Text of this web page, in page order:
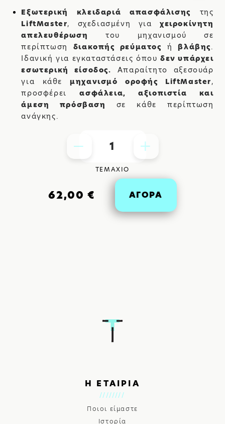
ΒΡΕΙΤΕ ΜΑΣ:
Εξωτερική κλειδαριά απασφάλισης της
LiftMaster, σχεδιασμένη για χειροκίνητη
απελευθέρωση
του μηχανισμού σε
περίπτωση διακοπής ρεύματος ήβλάβης.
Ιδανική για εγκαταστάσεις όπου δεν υπάρχει
εσωτερική είσοδος. Απαραίτητο αξεσουάρ
για κάθεμηχανισμό οροφής LiftMaster,
προσφέρειασφάλεια, αξιοπιστία και
άμεση πρόσβαση
σε κάθε περίπτωση
ανάγκης.
1
ΤΕΜΑΧΙΟ
62,00 € ΑΓΟΡΑ
Η ΕΤΑΙΡΙΑ
Ποιοι είμαστε
Ιστορία